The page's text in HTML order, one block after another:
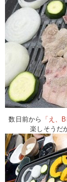
数日前から 「え、
楽しそうだ